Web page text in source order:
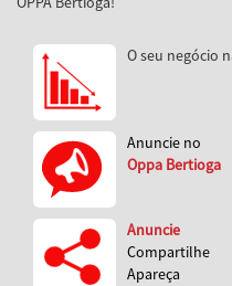
O seu negócio
Anuncie no
Oppa Bertioga
Anuncie
Compartilhe
Apareça